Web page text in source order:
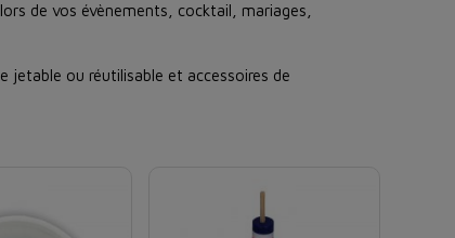
de vos évènements, cocktail, mariages,
jetable ou réutilisable et accessoires de